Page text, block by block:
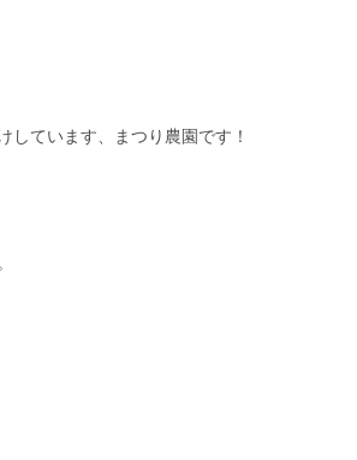
ています、まつり農園です！